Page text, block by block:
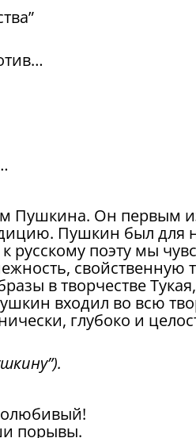
Пушкина. Он первым
Пушкин был для
поэту мы
свойственную
в творчестве
входил во всю
глубоко и
порывы.